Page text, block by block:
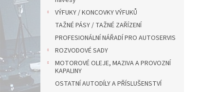
VÝFUKY / KONCOVKY VÝFUKŮ
TAŽNÉ PÁSY / TAŽNÉ ZAŘÍZENÍ
PROFESIONÁLNÍ NÁŘADÍ PRO AUTOSERVIS
ROZVODOVÉ SADY
MOTOROVÉ OLEJE, MAZIVA A PROVOZNÍ
KAPALINY
OSTATNÍ AUTODÍLY A PŘÍSLUŠENSTVÍ